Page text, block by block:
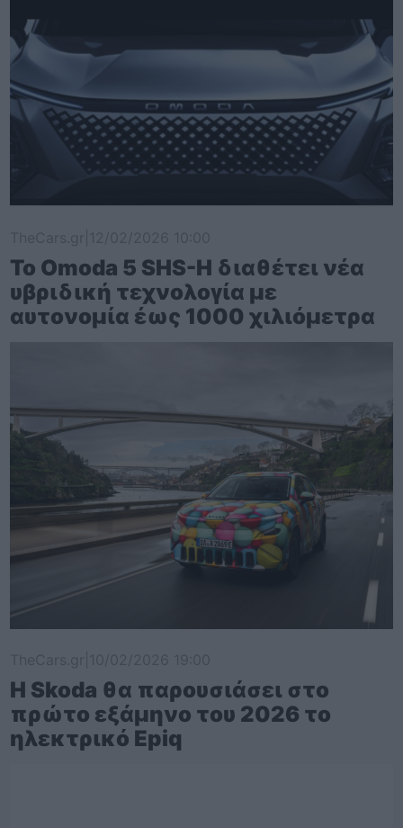
Το Omoda 5 SHS-H διαθέτει νέα
υβριδική τεχνολογία με
αυτονομία έως 1000 χιλιόμετρα
Η Skoda θα παρουσιάσει στο
πρώτο εξάμηνο του 2026 το
ηλεκτρικό Epiq